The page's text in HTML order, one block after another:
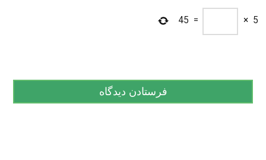
5
×
=
45